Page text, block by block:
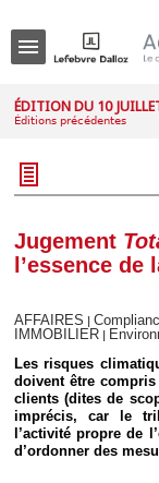
ÉDITION DU 10
Éditions précédentes
Jugement
l’essence
AFFAIRES
IMMOBILIER
Les risques
doivent être
clients (dites de
imprécis, car le
l’activité propre de
d’ordonner des